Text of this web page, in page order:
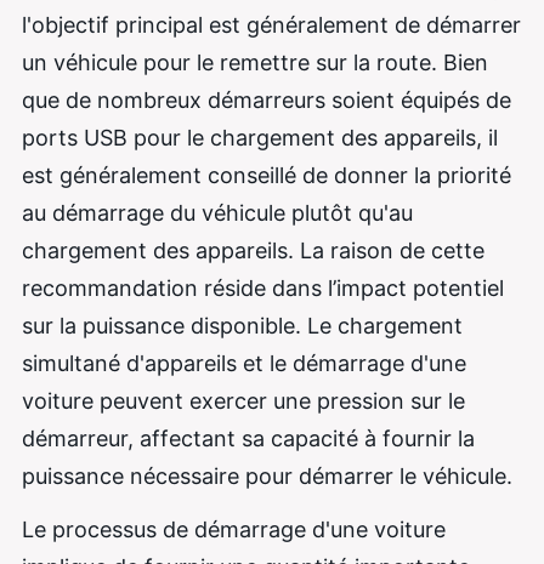
l'objectif principal est généralement de démarrer
un véhicule pour le remettre sur la route. Bien
que de nombreux démarreurs soient équipés de
ports USB pour le chargement des appareils, il
est généralement conseillé de donner la priorité
au démarrage du véhicule plutôt qu'au
chargement des appareils. La raison de cette
recommandation réside dans l’impact potentiel
sur la puissance disponible. Le chargement
simultané d'appareils et le démarrage d'une
voiture peuvent exercer une pression sur le
démarreur, affectant sa capacité à fournir la
puissance nécessaire pour démarrer le véhicule.
Le processus de démarrage d'une voiture